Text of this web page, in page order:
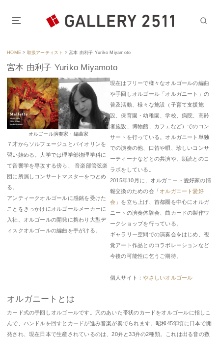
HOME > 取扱アーティスト >宮本 由利子 Yuriko Miyamoto
宮本 由利子 Yuriko Miyamoto
オルゴール演奏家・編曲家
７才からソルフェージュとバイオリンを
習い始める。大学では理学部物理学科に
て音響学を専攻する傍ら、 音楽部管弦楽
団に所属しコンサートマスターをつとめ
る。
アンティークオルゴールに感銘を受けた
ことをきっかけにオルゴールメーカーに
入社。オルゴールの開発に携わり大型デ
ィスクオルゴールの編曲を手がける。
現在はフリーで様々なオルゴールの編曲
や手回しオルゴール「オルガニート」の
普及活動、様々な施設（子育て支援施
設、保育園・幼稚園、学校、病院、高齢
者施設、博物館、カフェなど）でのコン
サートを行っている。オルガニート単独
での演奏の他、口笛や唄、珍しいコンサ
ーティーナなどとの共演や、朗読とのコ
ラボをしている。
2015年10月に、オルガニート愛好家の情
報交換のための会「オルガニート愛好
会 」を立ち上げ、首都圏を中心にオルガ
ニートの演奏体験会、曲カードの製作ワ
ークショップを行っている。
ギャラリー空間での演奏会をはじめ、視
覚アート作品とのコラボレーションなど
今後の可能性に乞うご期待。
個人サイト：やさしいオルゴール
オルガニートとは
カード式の手回しオルゴールです。穴のあいた帯状のカードをオルゴールに指しこ
んで、ハンドルを回すとカードが進み音楽が奏でられます。昭和45年頃に日本で開
発され、現在日本で生産されているのは、20弁と33弁の2種類。これは出る音の数